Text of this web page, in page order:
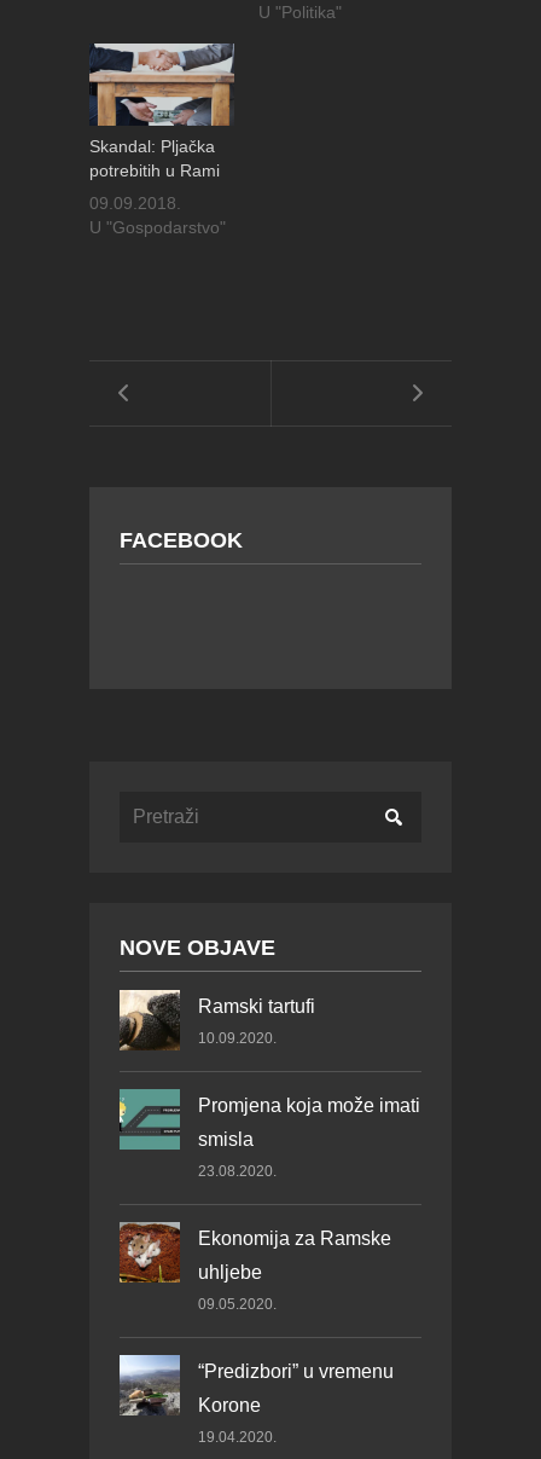
U "Politika"
Skandal: Pljačka
potrebitih u Rami
09.09.2018.
U "Gospodarstvo"
FACEBOOK
NOVE OBJAVE
Ramski tartufi
10.09.2020.
Promjena koja može imati
smisla
23.08.2020.
Ekonomija za Ramske
uhljebe
09.05.2020.
“Predizbori” u vremenu
Korone
19.04.2020.